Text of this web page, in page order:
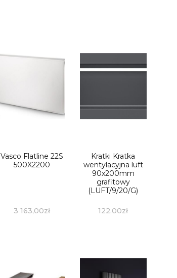
Vasco Flatline 22S
500X2200
3 163,00zł
Kratki Kratka
wentylacyjna luft
90x200mm
grafitowy
(LUFT/9/20/G)
122,00zł